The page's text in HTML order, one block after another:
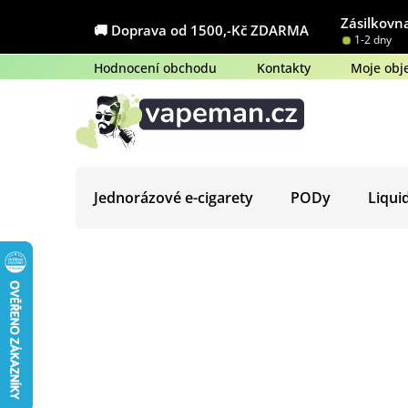
obsah
🚚 Doprava od 1500,-Kč ZDARMA
1-2 dny
Hodnocení obchodu Kontakty Moje
Jednorázové e-cigarety PODy